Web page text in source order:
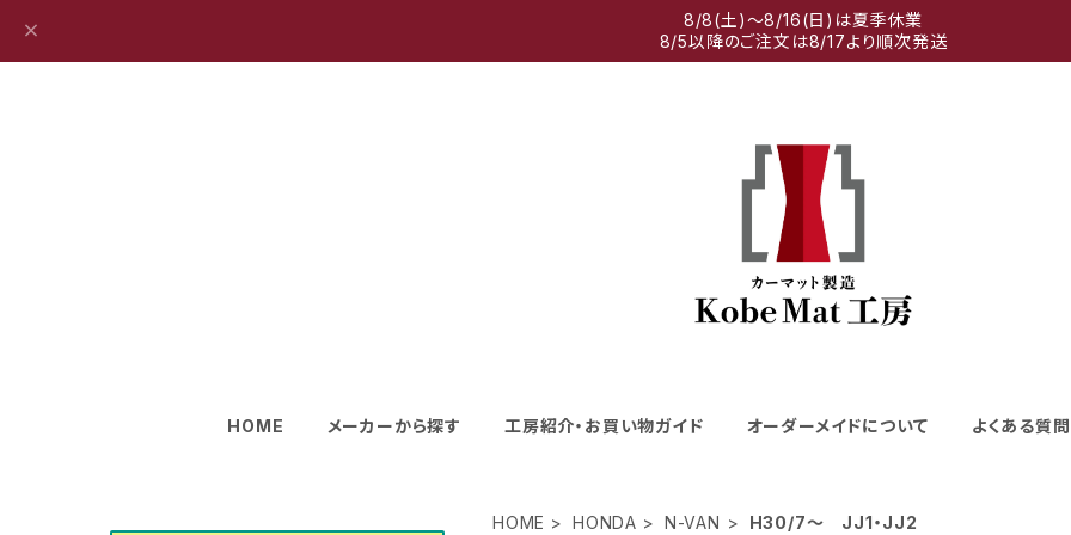
8/8(土)～8/16(日)は夏季休業
8/5以降のご注文は8/17より順次発送
HOME メーカーから探す 工房紹介・お買い物ガイド オーダーメイドについて よくある質問
HOME HONDA N-VAN H30/7～ JJ1・JJ2